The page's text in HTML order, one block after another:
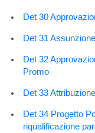
Det 30
Det 31
Det 32
Promo
Det 33
Det 34 Progetto
riqualificazione